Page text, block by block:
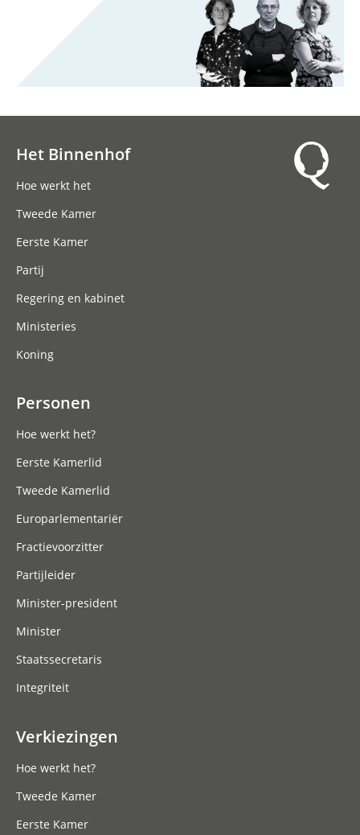
Het Binnenhof
Hoe werkt het
Tweede Kamer
Eerste Kamer
Partij
Regering en kabinet
Ministeries
Koning
Personen
Hoe werkt het?
Eerste Kamerlid
Tweede Kamerlid
Europarlementariër
Fractievoorzitter
Partijleider
Minister-president
Minister
Staatssecretaris
Integriteit
Verkiezingen
Hoe werkt het?
Tweede Kamer
Eerste Kamer